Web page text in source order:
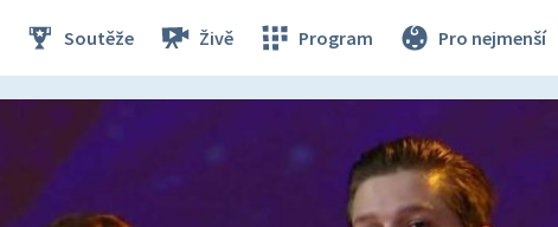
Soutěže Živě Program Pro nejmenší